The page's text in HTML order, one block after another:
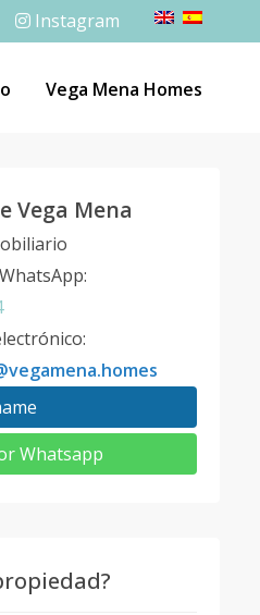
Instagram
Vega Mena Homes
Vega Mena
:
:
Whatsapp